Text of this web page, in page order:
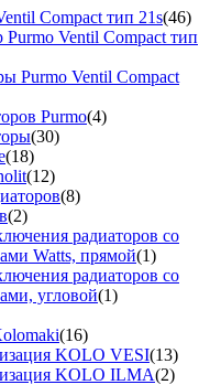
Compact тип 21s(46)
Purmo Ventil Compact тип
Purmo Ventil Compact
Purmo(4)
(30)
(18)
(12)
(8)
(2)
радиаторов со
Watts, прямой(1)
радиаторов со
угловой(1)
(16)
KOLO VESI(13)
KOLO ILMA(2)